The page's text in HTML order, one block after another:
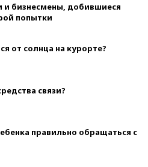
и бизнесмены, добившиеся
попытки
от солнца на курорте?
связи?
правильно обращаться с